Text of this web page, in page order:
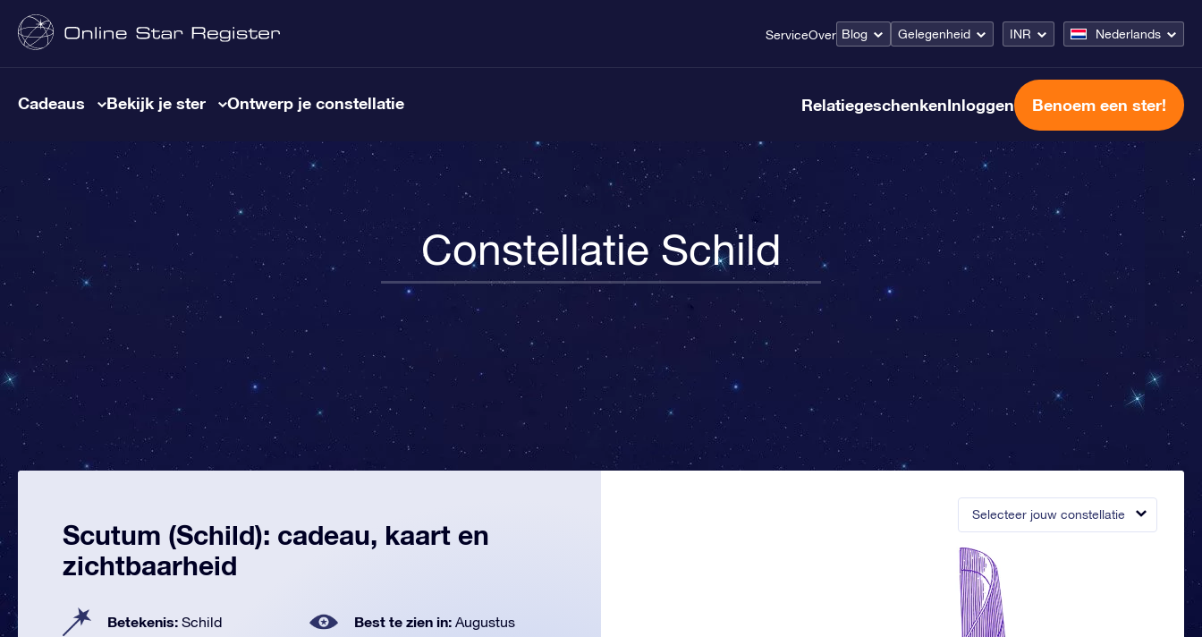
ServiceOver Blog Gelegenheid INR Nederlands
Cadeaus Bekijk je ster Ontwerp je constellatie RelatiegeschenkenInloggen Benoem een ster!
Constellatie Schild
Selecteer jouw constellatie
Scutum (Schild): cadeau, kaart en
zichtbaarheid
Betekenis: Schild Best te zien in: Augustus